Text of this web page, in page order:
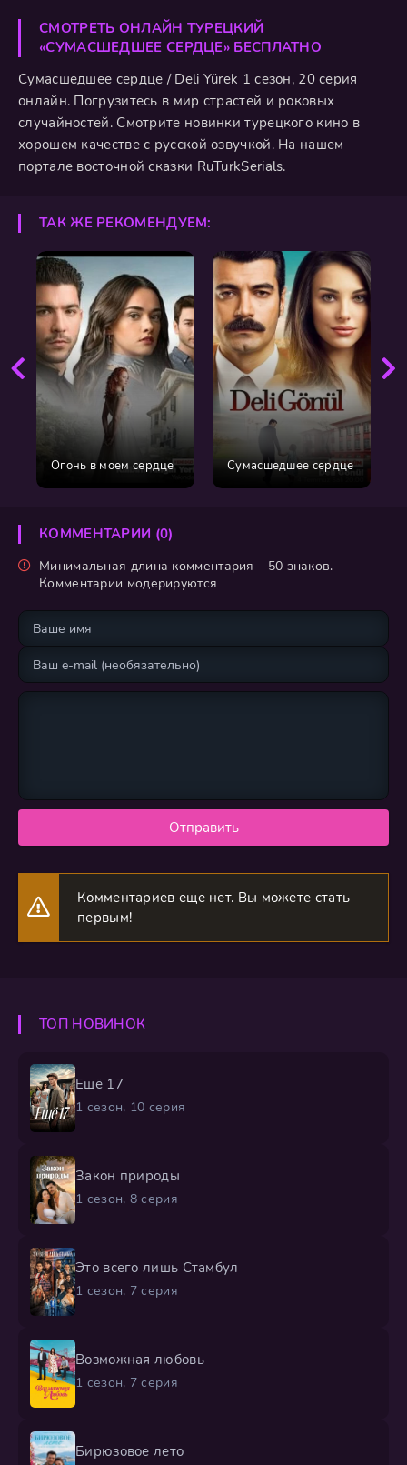
СМОТРЕТЬ ОНЛАЙН ТУРЕЦКИЙ
«СУМАСШЕДШЕЕ СЕРДЦЕ» БЕСПЛАТНО
Сумасшедшее сердце / Deli Yürek 1 сезон, 20 серия
онлайн. Погрузитесь в мир страстей и роковых
случайностей. Смотрите новинки турецкого кино в
хорошем качестве с русской озвучкой. На нашем
портале восточной сказки RuTurkSerials.
ТАК ЖЕ РЕКОМЕНДУЕМ:
Огонь в моем сердце Сумасшедшее сердце
КОММЕНТАРИИ (0)
Минимальная длина комментария - 50 знаков.
Комментарии модерируются
Отправить
Комментариев еще нет. Вы можете стать
первым!
ТОП НОВИНОК
Ещё 17
1 сезон, 10 серия
Закон природы
1 сезон, 8 серия
Это всего лишь Стамбул
1 сезон, 7 серия
Возможная любовь
1 сезон, 7 серия
Бирюзовое лето